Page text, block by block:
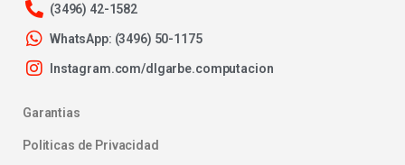
(3496) 42-1582
WhatsApp: (3496) 50-1175
Instagram.com/dlgarbe.computacion
Garantias
Politicas de Privacidad